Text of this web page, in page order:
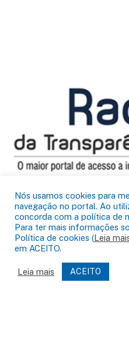
Siga-nos
Nós usamos cookies para
navegação no portal. Ao
concorda com a política de
Para ter mais informações
Política de cookies (Leia
em ACEITO.
Leia mais ACEITO